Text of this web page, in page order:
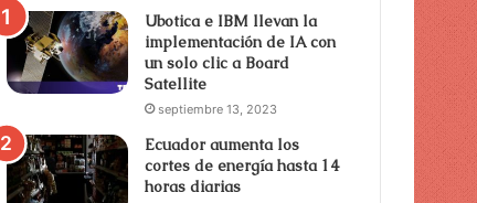
Ubotica e IBM llevan la
implementación de IA con
un solo clic a Board
Satellite
septiembre 13, 2023
Ecuador aumenta los
cortes de energía hasta 14
horas diarias